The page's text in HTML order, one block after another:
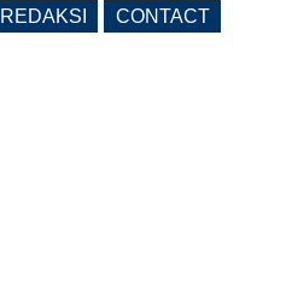
REDAKSI CONTACT